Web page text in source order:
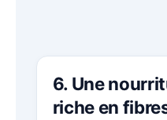
6. Une
riche en